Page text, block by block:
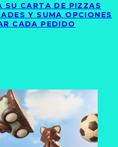
SU CARTA DE PIZZAS
Y SUMA OPCIONES
CADA PEDIDO